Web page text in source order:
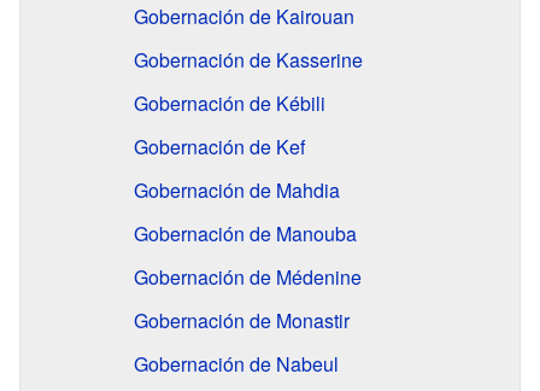
Gobernación de Kairouan
Gobernación de Kasserine
Gobernación de Kébili
Gobernación de Kef
Gobernación de Mahdia
Gobernación de Manouba
Gobernación de Médenine
Gobernación de Monastir
Gobernación de Nabeul